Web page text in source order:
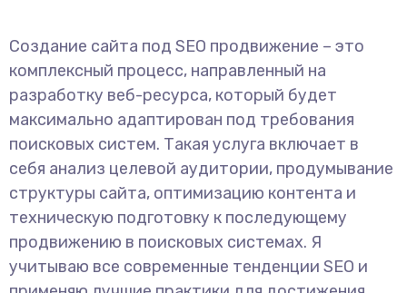
Создание сайта под SEO продвижение – это
комплексный процесс, направленный на
разработку веб-ресурса, который будет
максимально адаптирован под требования
поисковых систем. Такая услуга включает в
себя анализ целевой аудитории, продумывание
структуры сайта, оптимизацию контента и
техническую подготовку к последующему
продвижению в поисковых системах. Я
учитываю все современные тенденции SEO и